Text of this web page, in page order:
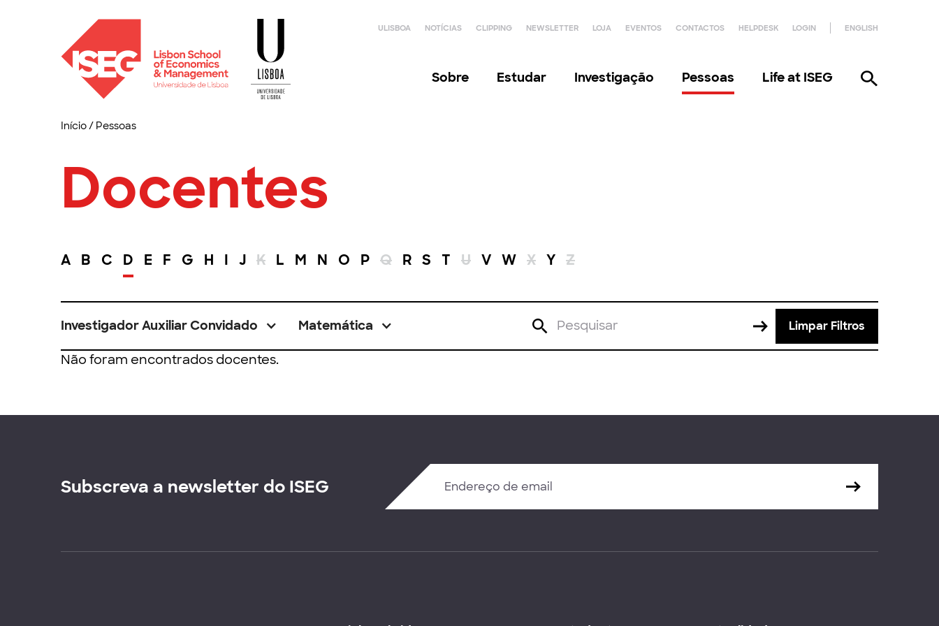
ULISBOA NOTÍCIAS CLIPPING NEWSLETTER LOJA EVENTOS CONTACTOS HELPDESK LOGIN ENGLISH
Sobre Estudar Investigação Pessoas Life at ISEG
Início/ Pessoas
Docentes
A B C D E F G H I J K L M N O P Q R S T U V W X Y Z
Investigador Auxiliar Convidado Matemática Limpar Filtros
Não foram encontrados docentes.
Subscreva a newsletter do ISEG